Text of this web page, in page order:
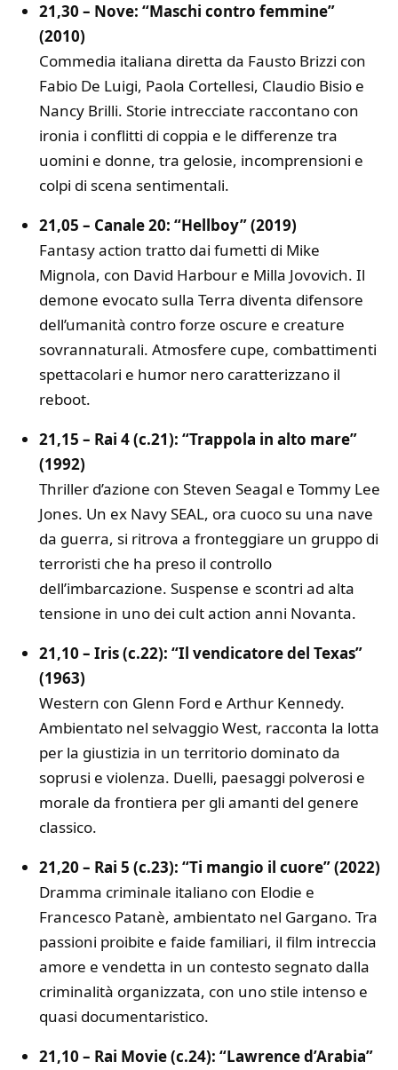
21,30 – Nove: “Maschi contro femmine”
(2010)
Commedia italiana diretta da Fausto Brizzi con
Fabio De Luigi, Paola Cortellesi, Claudio Bisio e
Nancy Brilli. Storie intrecciate raccontano con
ironia i conflitti di coppia e le differenze tra
uomini e donne, tra gelosie, incomprensioni e
colpi di scena sentimentali.
21,05 – Canale 20: “Hellboy” (2019)
Fantasy action tratto dai fumetti di Mike
Mignola, con David Harbour e Milla Jovovich. Il
demone evocato sulla Terra diventa difensore
dell’umanità contro forze oscure e creature
sovrannaturali. Atmosfere cupe, combattimenti
spettacolari e humor nero caratterizzano il
reboot.
21,15 – Rai 4 (c.21): “Trappola in alto mare”
(1992)
Thriller d’azione con Steven Seagal e Tommy Lee
Jones. Un ex Navy SEAL, ora cuoco su una nave
da guerra, si ritrova a fronteggiare un gruppo di
terroristi che ha preso il controllo
dell’imbarcazione. Suspense e scontri ad alta
tensione in uno dei cult action anni Novanta.
21,10 – Iris (c.22): “Il vendicatore del Texas”
(1963)
Western con Glenn Ford e Arthur Kennedy.
Ambientato nel selvaggio West, racconta la lotta
per la giustizia in un territorio dominato da
soprusi e violenza. Duelli, paesaggi polverosi e
morale da frontiera per gli amanti del genere
classico.
21,20 – Rai 5 (c.23): “Ti mangio il cuore” (2022)
Dramma criminale italiano con Elodie e
Francesco Patanè, ambientato nel Gargano. Tra
passioni proibite e faide familiari, il film intreccia
amore e vendetta in un contesto segnato dalla
criminalità organizzata, con uno stile intenso e
quasi documentaristico.
21,10 – Rai Movie (c.24): “Lawrence d’Arabia”